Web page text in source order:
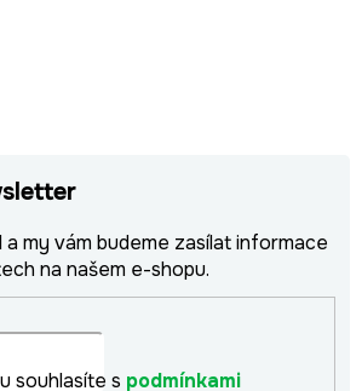
my vám budeme zasílat informace
na našem e-shopu.
souhlasíte s podmínkami